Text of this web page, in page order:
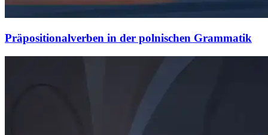
Präpositionalverben in der polnischen Grammatik